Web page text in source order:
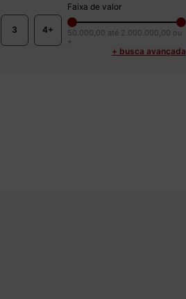
3 4+
Faixa de valor
50.000,00 até 2.000.000,00 ou
+
+ busca avançada